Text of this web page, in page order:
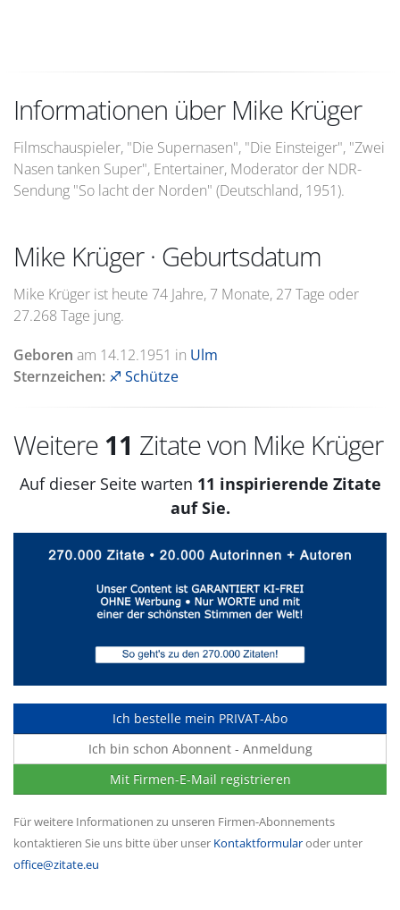
Informationen über Mike Krüger
Filmschauspieler, "Die Supernasen", "Die Einsteiger", "Zwei
Nasen tanken Super", Entertainer, Moderator der NDR-
Sendung "So lacht der Norden" (Deutschland, 1951).
Mike Krüger · Geburtsdatum
Mike Krüger ist heute 74 Jahre, 7 Monate, 27 Tage oder
27.268 Tage jung.
Geboren am 14.12.1951 in Ulm
Sternzeichen: ♐ Schütze
Weitere 11 Zitate von Mike Krüger
Auf dieser Seite warten 11 inspirierende Zitate
auf Sie.
Ich bestelle mein PRIVAT-Abo
Ich bin schon Abonnent - Anmeldung
Mit Firmen-E-Mail registrieren
Für weitere Informationen zu unseren Firmen-Abonnements
kontaktieren Sie uns bitte über unser Kontaktformularoder unter
office@zitate.eu